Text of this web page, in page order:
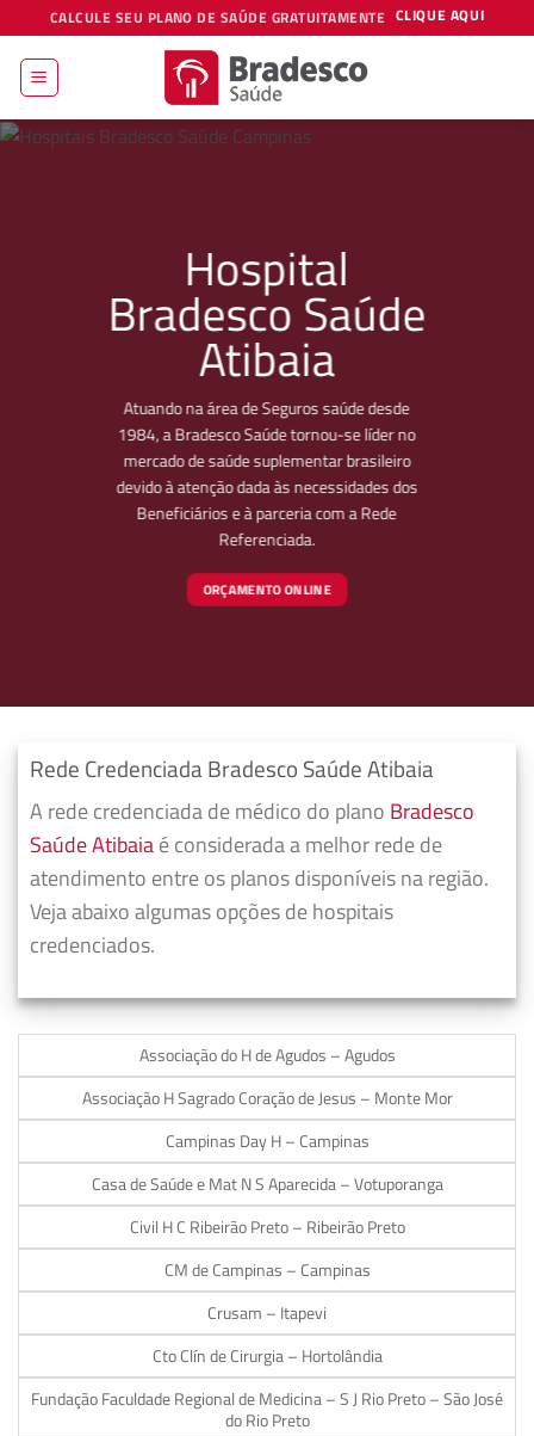
to
content
CALCULE SEU PLANO DE SAÚDE GRATUITAMENTE CLIQUE AQUI
Hospital
Bradesco Saúde
Atibaia
Atuando na área de Seguros saúde desde
1984, a Bradesco Saúde tornou-se líder no
mercado de saúde suplementar brasileiro
devido à atenção dada às necessidades dos
Beneficiários e à parceria com a Rede
Referenciada.
ORÇAMENTO ONLINE
Rede Credenciada Bradesco Saúde Atibaia
A rede credenciada de médico do plano Bradesco
Saúde Atibaiaé considerada a melhor rede de
atendimento entre os planos disponíveis na região.
Veja abaixo algumas opções de hospitais
credenciados.
Associação do H de Agudos – Agudos
Associação H Sagrado Coração de Jesus – Monte Mor
Campinas Day H – Campinas
Casa de Saúde e Mat N S Aparecida – Votuporanga
Civil H C Ribeirão Preto – Ribeirão Preto
CM de Campinas – Campinas
Crusam – Itapevi
Cto Clín de Cirurgia – Hortolândia
Fundação Faculdade Regional de Medicina – S J Rio Preto – São José
do Rio Preto